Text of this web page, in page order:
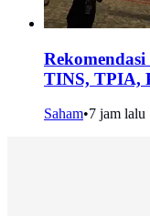
TINS, TPIA,
Saham•7 jam lalu